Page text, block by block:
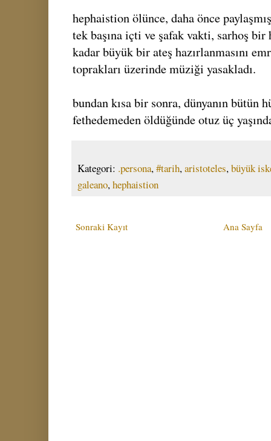
hephaistion ölünce, daha önce
tek başına içti ve şafak vakti, sarhoş
kadar büyük bir ateş hazırlanmasını
toprakları üzerinde müziği yasakladı.
bundan kısa bir sonra, dünyanın bütün
fethedemeden öldüğünde otuz üç
Kategori: .persona,#tarih,aristoteles,büyük
galeano,hephaistion
Sonraki Kayıt Ana Sayfa